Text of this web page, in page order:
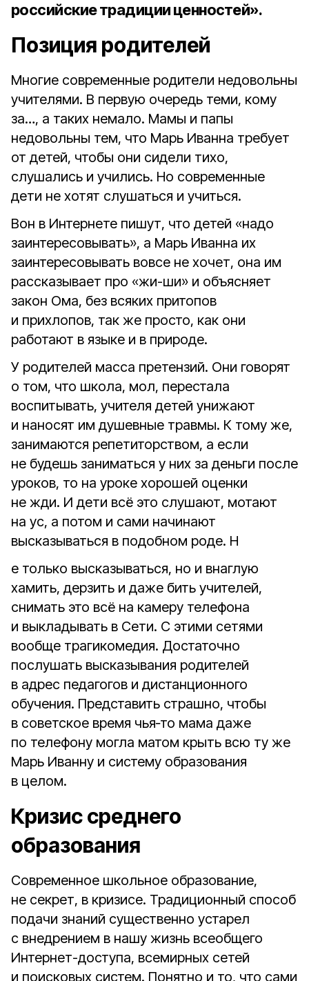
российские традиции ценностей».
Позиция родителей
Многие современные родители недовольны
учителями. В первую очередь теми, кому
за…, а таких немало. Мамы и папы
недовольны тем, что Марь Иванна требует
от детей, чтобы они сидели тихо,
слушались и учились. Но современные
дети не хотят слушаться и учиться.
Вон в Интернете пишут, что детей «надо
заинтересовывать», а Марь Иванна их
заинтересовывать вовсе не хочет, она им
рассказывает про «жи-ши» и объясняет
закон Ома, без всяких притопов
и прихлопов, так же просто, как они
работают в языке и в природе.
У родителей масса претензий. Они говорят
о том, что школа, мол, перестала
воспитывать, учителя детей унижают
и наносят им душевные травмы. К тому же,
занимаются репетиторством, а если
не будешь заниматься у них за деньги после
уроков, то на уроке хорошей оценки
не жди. И дети всё это слушают, мотают
на ус, а потом и сами начинают
высказываться в подобном роде. Н
е только высказываться, но и внаглую
хамить, дерзить и даже бить учителей,
снимать это всё на камеру телефона
и выкладывать в Сети. С этими сетями
вообще трагикомедия. Достаточно
послушать высказывания родителей
в адрес педагогов и дистанционного
обучения. Представить страшно, чтобы
в советское время чья‑то мама даже
по телефону могла матом крыть всю ту же
Марь Иванну и систему образования
в целом.
Кризис среднего
образования
Современное школьное образование,
не секрет, в кризисе. Традиционный способ
подачи знаний существенно устарел
с внедрением в нашу жизнь всеобщего
Интернет-доступа, всемирных сетей
и поисковых систем. Понятно и то, что сами